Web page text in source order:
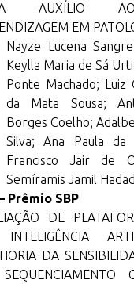
AUXÍLIO
EM
Nayze Lucena
Keylla Maria de Sá
Ponte Machado; Luiz
da Mata Sousa;
Borges Coelho;
Silva; Ana Paula da
Francisco Jair de
Semíramis Jamil
Prêmio SBP
DE
DA